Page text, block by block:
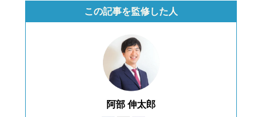
この記事を監修した人
阿部 伸太郎